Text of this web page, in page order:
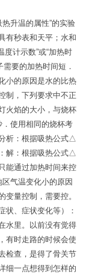
升温的属性”的实验
有秒表和天平；水和
计示数”或“加热时
要的加热时间短．
小的原因是水的比热
制，下列要求中不正
火焰的大小，与烧杯
使用相同的烧杯考
析：根据吸热公式△
解：根据吸热公式△
能通过加热时间来控
气温变化小的原因
量控制，需要控。
状、症状变化等）：
水里。以前没有觉得
有时走路的时候会使
检查，是得了骨关节
细一点想得到怎样的